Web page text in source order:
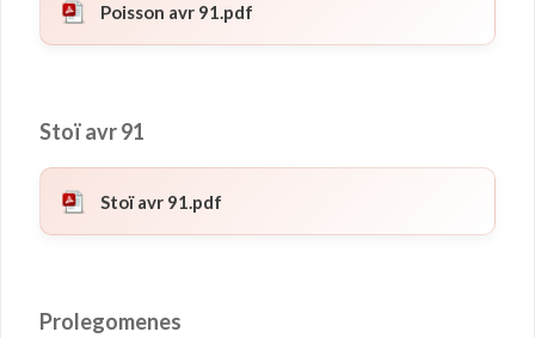
Poisson avr 91.pdf
Stoï avr 91
Stoï avr 91.pdf
Prolegomenes